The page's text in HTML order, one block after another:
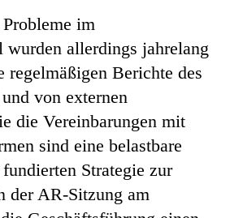
im
wurden allerdings jahrelang
regelmäßigen Berichte des
von externen
die Vereinbarungen mit
sind eine belastbare
Strategie zur
der AR-Sitzung am